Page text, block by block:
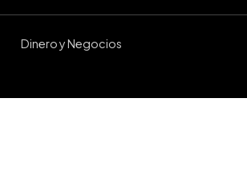
Dinero y Negocios